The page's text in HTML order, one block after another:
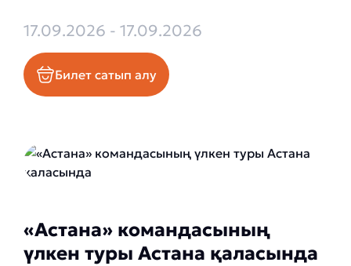
17.09.2026 - 17.09.2026
Билет сатып алу
«Астана» командасының
үлкен туры Астана қаласында